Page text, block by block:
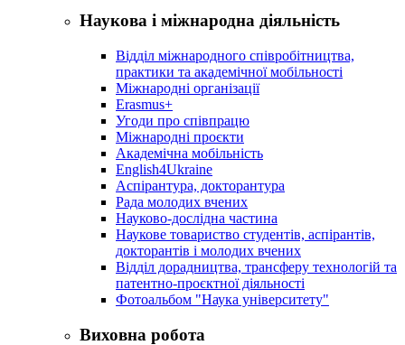
Наукова і міжнародна діяльність
Відділ міжнародного співробітництва,
практики та академічної мобільності
Міжнародні організації
Erasmus+
Угоди про співпрацю
Міжнародні проєкти
Академічна мобільність
English4Ukraine
Аспірантура, докторантура
Рада молодих вчених
Науково-дослідна частина
Наукове товариство студентів, аспірантів,
докторантів і молодих вчених
Відділ дорадництва, трансферу технологій та
патентно-проєктної діяльності
Фотоальбом "Наука університету"
Виховна робота